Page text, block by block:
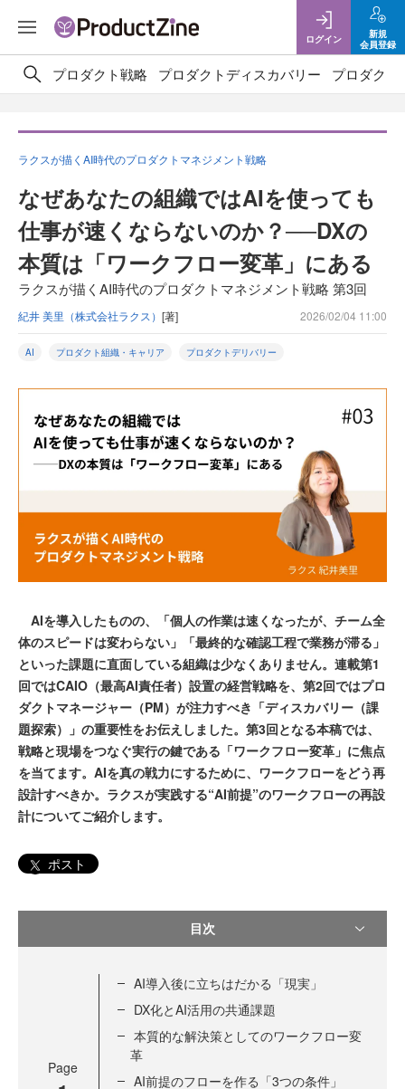
ログイン
新規
会員登録
プロダクト戦略 プロダクトディスカバリー プロダクト
ラクスが描くAI時代のプロダクトマネジメント戦略
なぜあなたの組織ではAIを使っても
仕事が速くならないのか？──DXの
本質は「ワークフロー変革」にある
ラクスが描くAI時代のプロダクトマネジメント戦略 第3回
紀井 美里（株式会社ラクス） [著] 2026/02/04 11:00
AI プロダクト組織・キャリア プロダクトデリバリー
AIを導入したものの、「個人の作業は速くなったが、チーム全
体のスピードは変わらない」「最終的な確認工程で業務が滞る」
といった課題に直面している組織は少なくありません。連載第1
回ではCAIO（最高AI責任者）設置の経営戦略を、第2回ではプロ
ダクトマネージャー（PM）が注力すべき「ディスカバリー（課
題探索）」の重要性をお伝えしました。第3回となる本稿では、
戦略と現場をつなぐ実行の鍵である「ワークフロー変革」に焦点
を当てます。AIを真の戦力にするために、ワークフローをどう再
設計すべきか。ラクスが実践する“AI前提”のワークフローの再設
計についてご紹介します。
ポスト
目次
Page
AI導入後に立ちはだかる「現実」
DX化とAI活用の共通課題
本質的な解決策としてのワークフロー変
革
AI前提のフローを作る「3つの条件」